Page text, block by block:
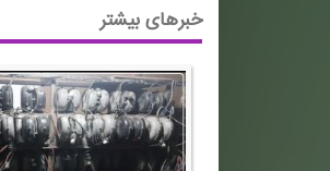
خبرهای بیشتر